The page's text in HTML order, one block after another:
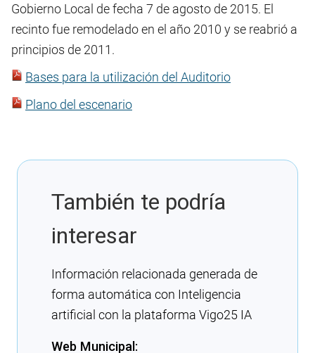
Gobierno Local de fecha 7 de agosto de 2015. El
recinto fue remodelado en el año 2010 y se reabrió a
principios de 2011.
Bases para la utilización del Auditorio
Plano del escenario
También te podría
interesar
Información relacionada generada de
forma automática con Inteligencia
artificial con la plataforma Vigo25 IA
Web Municipal: